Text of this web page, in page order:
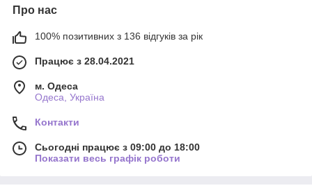
Про нас
100% позитивних з 136 відгуків за рік
Працює з 28.04.2021
м. Одеса
Одеса, Україна
Контакти
Сьогодні працює з 09:00 до 18:00
Показати весь графік роботи